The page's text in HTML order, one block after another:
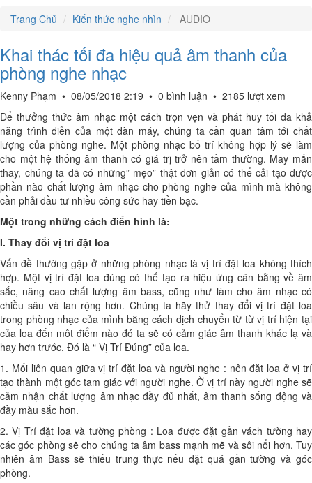
Trang Chủ
Kiến thức nghe nhìn AUDIO
Khai thác tối đa hiệu quả âm thanh của
phòng nghe nhạc
Kenny Phạm • 08/05/2018 2:19 • 0 bình luận • 2185 lượt xem
Để thưởng thức âm nhạc một cách trọn vẹn và phát huy tối đa khả
năng trình diễn của một dàn máy, chúng ta cần quan tâm tới chất
lượng của phòng nghe. Một phòng nhạc bố trí không hợp lý sẽ làm
cho một hệ thống âm thanh có giá trị trở nên tầm thường. May mắn
thay, chúng ta đã có những” mẹo” thật đơn giản có thể cải tạo được
phần nào chất lượng âm nhạc cho phòng nghe của mình mà không
cần phải đầu tư nhiều công sức hay tiền bạc.
Một trong những cách điển hình là:
I. Thay đổi vị trí đặt loa
Vấn đề thường gặp ở những phòng nhạc là vị trí đặt loa không thích
hợp. Một vị trí đặt loa đúng có thể tạo ra hiệu ứng cân bằng về âm
sắc, nâng cao chất lượng âm bass, cũng như làm cho âm nhạc có
chiều sâu và lan rộng hơn. Chúng ta hãy thử thay đổi vị trí đặt loa
trong phòng nhạc của mình bằng cách dịch chuyển từ từ vị trí hiện tại
của loa đến môt điểm nào đó ta sẽ có cảm giác âm thanh khác lạ và
hay hơn trước, Đó là “ Vị Trí Đúng” của loa.
1. Mối liên quan giữa vị trí đặt loa và người nghe : nên đăt loa ở vị trí
tạo thành một góc tam giác với người nghe. Ở vị trí này người nghe sẽ
cảm nhận chất lượng âm nhạc đầy đủ nhất, âm thanh sống động và
đầy màu sắc hơn.
2. Vị Trí đặt loa và tường phòng : Loa được đặt gần vách tường hay
các góc phòng sẽ cho chúng ta âm bass mạnh mẽ và sôi nổi hơn. Tuy
nhiên âm Bass sẽ thiếu trung thực nếu đặt quá gần tường và góc
phòng.